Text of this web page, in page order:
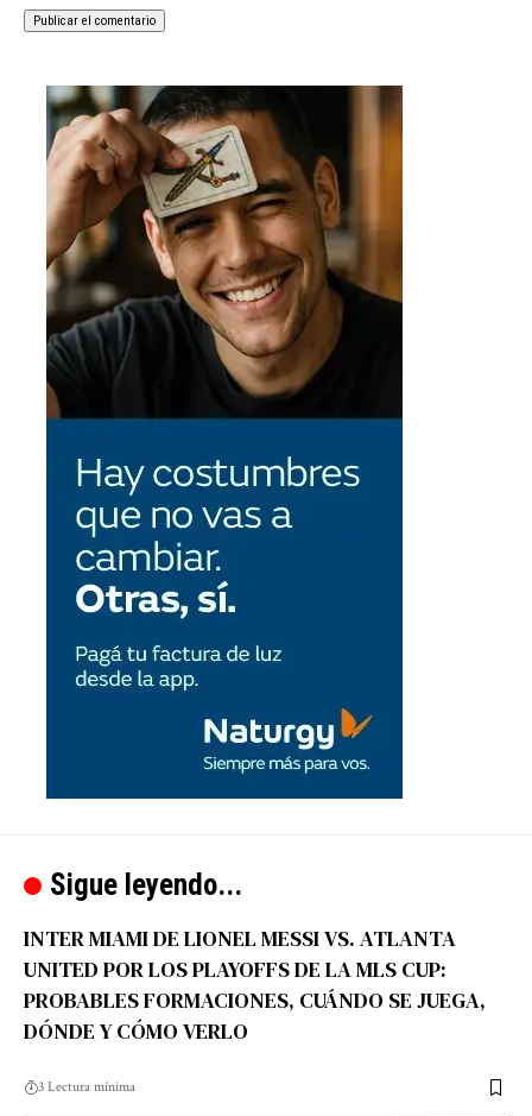
Sigue leyendo...
INTER MIAMI DE LIONEL MESSI VS. ATLANTA
UNITED POR LOS PLAYOFFS DE LA MLS CUP:
PROBABLES FORMACIONES, CUÁNDO SE JUEGA,
DÓNDE Y CÓMO VERLO
3 Lectura mínima